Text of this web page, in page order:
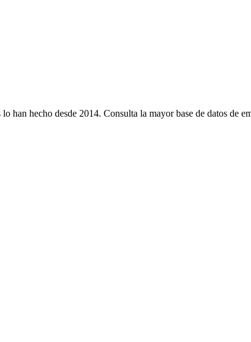
hecho desde 2014. Consulta la mayor base de datos de